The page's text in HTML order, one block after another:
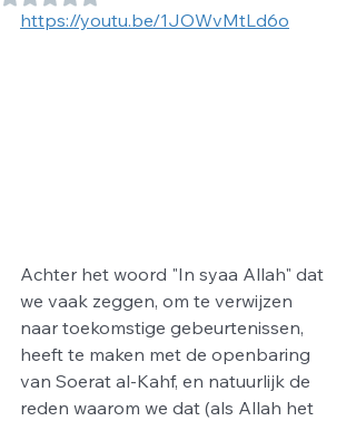
https://youtu.be/1JOWvMtLd6o
​Achter het woord "In syaa Allah" dat
we vaak zeggen, om te verwijzen
naar toekomstige gebeurtenissen,
heeft te maken met de openbaring
van Soerat al-Kahf, en natuurlijk de
reden waarom we dat (als Allah het